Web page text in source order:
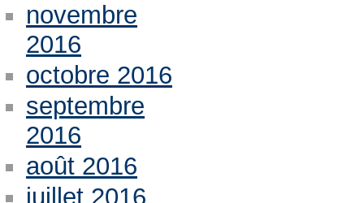
novembre
2016
octobre 2016
septembre
2016
août 2016
juillet 2016